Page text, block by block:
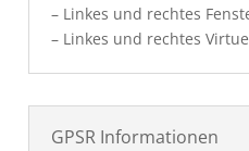
– Linkes und rechtes
– Linkes und rechtes
GPSR Informationen